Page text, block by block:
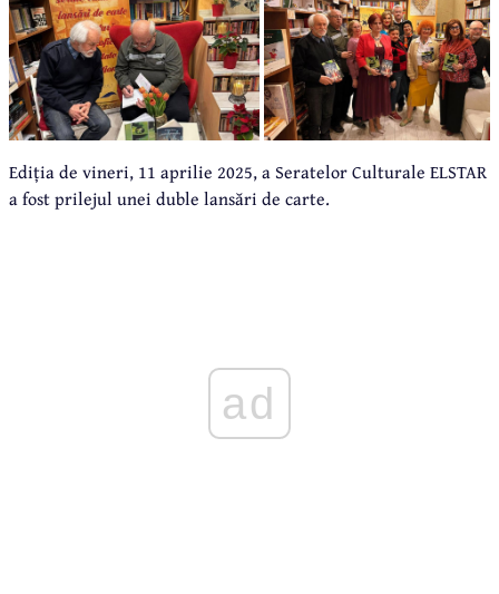
Ediția de vineri, 11 aprilie 2025, a Seratelor Culturale ELSTAR
a fost prilejul unei duble lansări de carte.
ad